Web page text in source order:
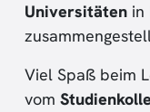
Universitäten in
Viel Spaß beim
vom